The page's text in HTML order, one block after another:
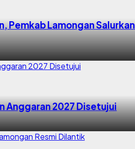
Pemkab Lamongan Salurkan
Anggaran 2027 Disetujui